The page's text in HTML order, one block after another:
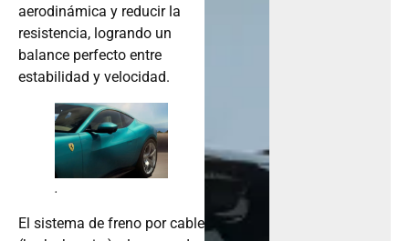
aerodinámica y reducir la
resistencia, logrando un
balance perfecto entre
estabilidad y velocidad.
.
El sistema de freno por cable